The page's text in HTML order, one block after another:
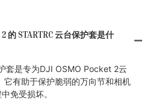
的 STARTRC 云台保护套是什
套是专为DJI OSMO Pocket 2云
它有助于保护脆弱的万向节和相机
免受损坏。